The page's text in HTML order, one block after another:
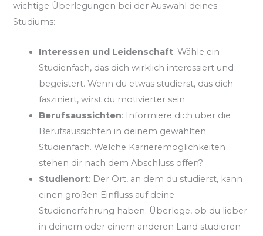
wichtige Überlegungen bei der Auswahl deines
Studiums:
Interessen und Leidenschaft: Wähle ein
Studienfach, das dich wirklich interessiert und
begeistert. Wenn du etwas studierst, das dich
fasziniert, wirst du motivierter sein.
Berufsaussichten: Informiere dich über die
Berufsaussichten in deinem gewählten
Studienfach. Welche Karrieremöglichkeiten
stehen dir nach dem Abschluss offen?
Studienort: Der Ort, an dem du studierst, kann
einen großen Einfluss auf deine
Studienerfahrung haben. Überlege, ob du lieber
in deinem oder einem anderen Land studieren